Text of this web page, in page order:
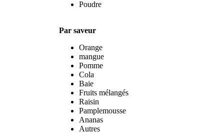
Poudre
Par saveur
Orange
mangue
Pomme
Cola
Baie
Fruits mélangés
Raisin
Pamplemousse
Ananas
Autres